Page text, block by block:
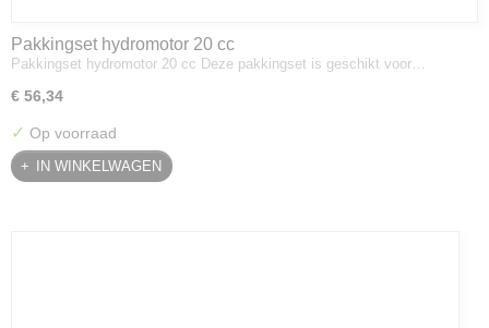
Pakkingset hydromotor 20 cc
Pakkingset hydromotor 20 cc Deze pakkingset is geschikt voor…
€ 56,34
✓ Op voorraad
IN WINKELWAGEN